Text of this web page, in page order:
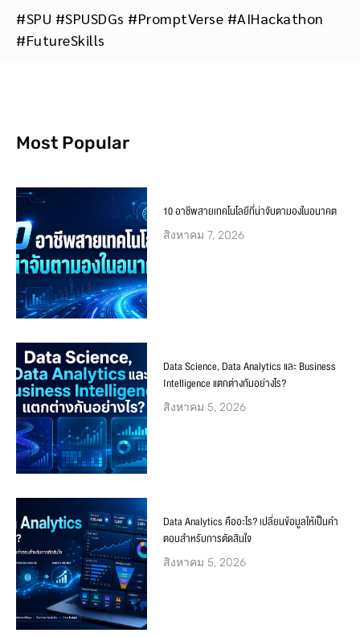
#SPU #SPUSDGs #PromptVerse #AIHackathon
#FutureSkills
Most Popular
10 อาชีพสายเทคโนโลยีที่น่าจับตามองในอนาคต
สิงหาคม 7, 2026
Data Science, Data Analytics และ Business
Intelligence แตกต่างกันอย่างไร?
สิงหาคม 5, 2026
Data Analytics คืออะไร? เปลี่ยนข้อมูลให้เป็นคำ
ตอบสำหรับการตัดสินใจ
สิงหาคม 5, 2026